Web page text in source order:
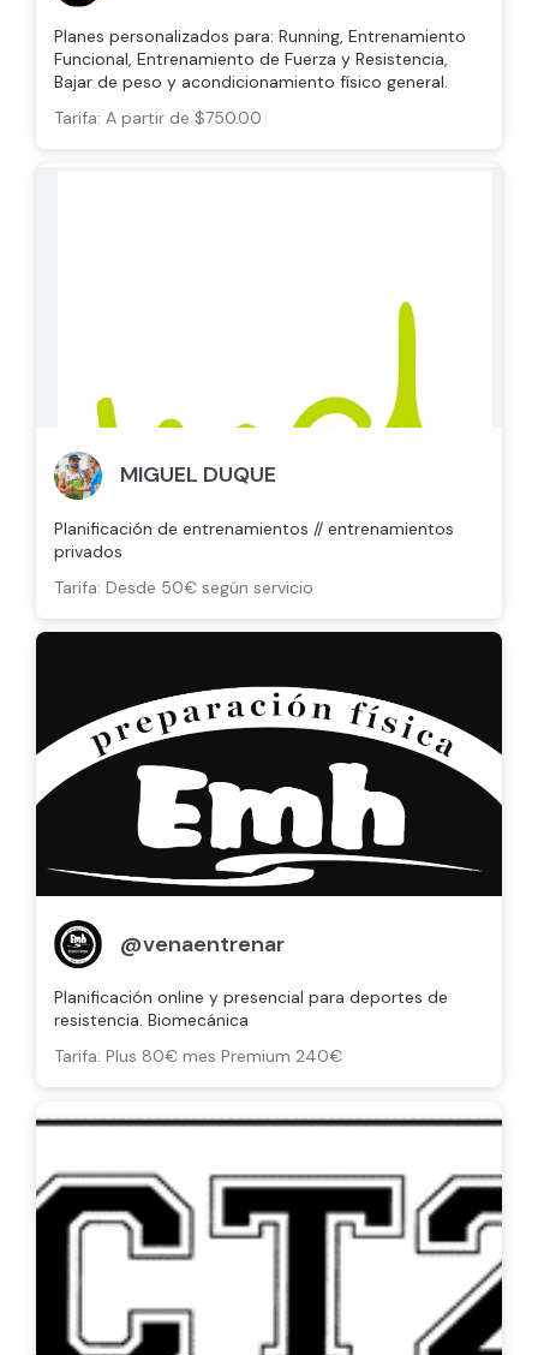
Planes personalizados para: Running, Entrenamiento
Funcional, Entrenamiento de Fuerza y Resistencia,
Bajar de peso y acondicionamiento físico general.
Tarifa: A partir de $750.00
MIGUEL DUQUE
Planificación de entrenamientos // entrenamientos
privados
Tarifa: Desde 50€ según servicio
@venaentrenar
Planificación online y presencial para deportes de
resistencia. Biomecánica
Tarifa: Plus 80€ mes Premium 240€